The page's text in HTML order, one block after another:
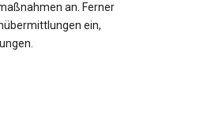
an. Ferner
ein,